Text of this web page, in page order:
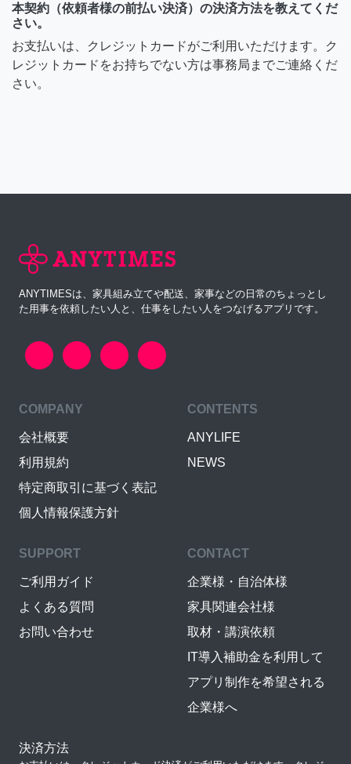
本契約（依頼者様の前払い決済）の決済方法を教えてくだ
さい。
お支払いは、クレジットカードがご利用いただけます。ク
レジットカードをお持ちでない方は事務局までご連絡くだ
さい。
ANYTIMESは、家具組み立てや配送、家事などの日常のちょっとし
た用事を依頼したい人と、仕事をしたい人をつなげるアプリです。
COMPANY
会社概要
利用規約
特定商取引に基づく表記
個人情報保護方針
CONTENTS
ANYLIFE
NEWS
SUPPORT
ご利用ガイド
よくある質問
お問い合わせ
CONTACT
企業様・自治体様
家具関連会社様
取材・講演依頼
IT導入補助金を利用して
アプリ制作を希望される
企業様へ
決済方法